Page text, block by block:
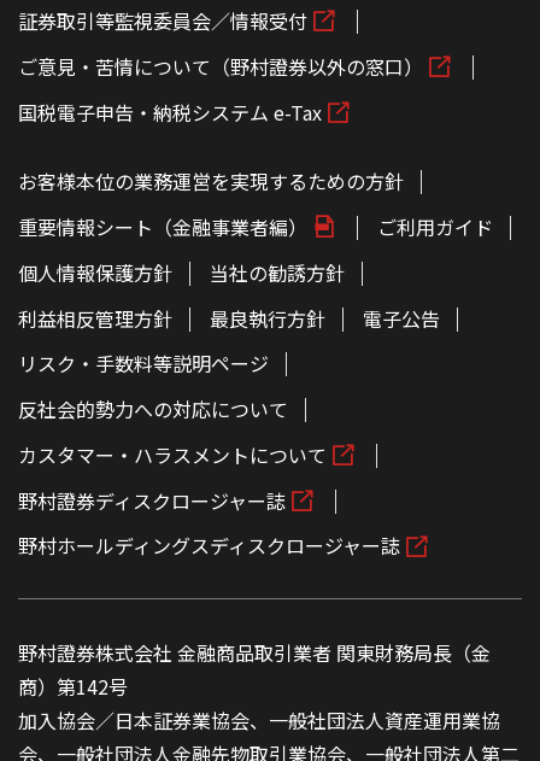
証券取引等監視委員会／情報受付
ご意見・苦情について（野村證券以外の窓口）
国税電子申告・納税システム e-Tax
お客様本位の業務運営を実現するための方針
重要情報シート（金融事業者編）
ご利用ガイド
個人情報保護方針
当社の勧誘方針
利益相反管理方針
最良執行方針
電子公告
リスク・手数料等説明ページ
反社会的勢力への対応について
カスタマー・ハラスメントについて
野村證券ディスクロージャー誌
野村ホールディングスディスクロージャー誌
野村證券株式会社 金融商品取引業者 関東財務局長（金
商）第142号
加入協会／日本証券業協会、一般社団法人資産運用業協
会、一般社団法人金融先物取引業協会、一般社団法人第二